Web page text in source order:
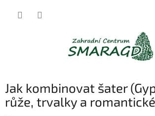
Jak kombinovat šater
růže, trvalky a